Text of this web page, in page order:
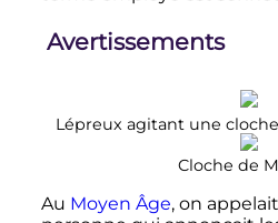
Avertissements
Lépreux agitant une
Cloche de
Au Moyen Âge, on